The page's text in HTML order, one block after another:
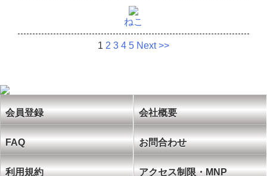
ねこ
1 2 3 4 5 Next >>
会員登録 会社概要
FAQ お問合わせ
利用規約 アクセス制限・MNP